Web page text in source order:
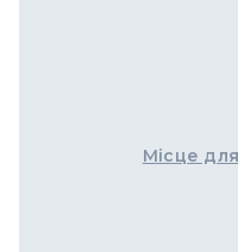
Місце